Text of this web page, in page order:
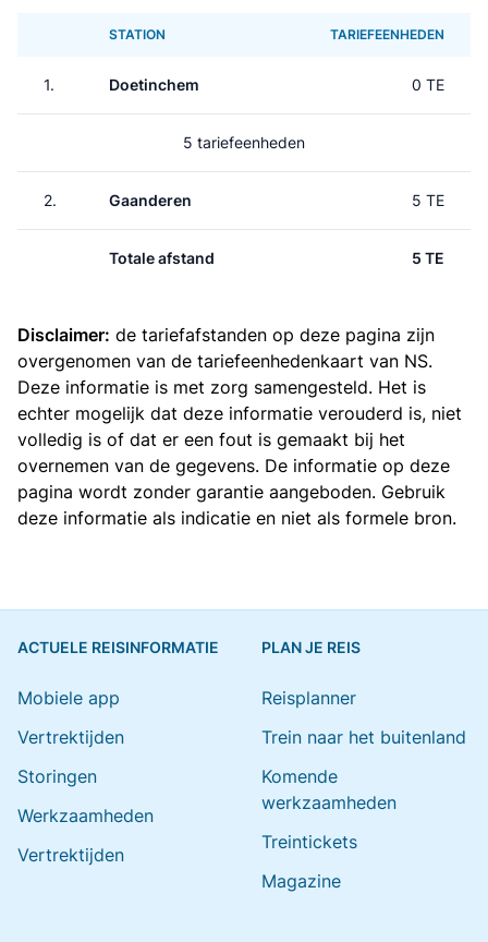
STATION TARIEFEENHEDEN
1. Doetinchem 0 TE
5 tariefeenheden
2. Gaanderen 5 TE
Totale afstand 5 TE
Disclaimer: de tariefafstanden op deze pagina zijn
overgenomen van de tariefeenhedenkaart van NS.
Deze informatie is met zorg samengesteld. Het is
echter mogelijk dat deze informatie verouderd is, niet
volledig is of dat er een fout is gemaakt bij het
overnemen van de gegevens. De informatie op deze
pagina wordt zonder garantie aangeboden. Gebruik
deze informatie als indicatie en niet als formele bron.
ACTUELE REISINFORMATIE
Mobiele app
Vertrektijden
Storingen
Werkzaamheden
Vertrektijden
PLAN JE REIS
Reisplanner
Trein naar het buitenland
Komende
werkzaamheden
Treintickets
Magazine